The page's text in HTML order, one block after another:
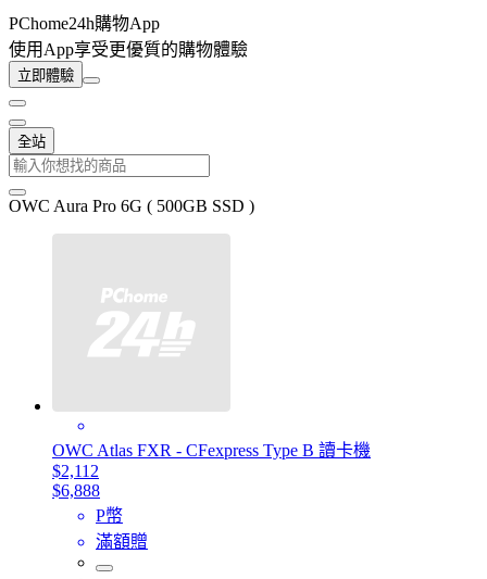
PChome24h購物App
使用App享受更優質的購物體驗
立即體驗
全站
OWC Aura Pro 6G ( 500GB SSD )
OWC Atlas FXR - CFexpress Type B 讀卡機
$2,112
$6,888
P幣
滿額贈